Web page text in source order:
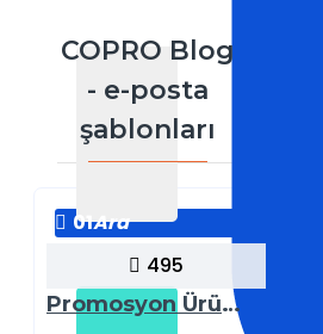
COPRO Blog
- e-posta
şablonları
01Ara
495
Promosyon Ürünler E-Ticaret Sitesi: COPRO ile Kolay Yönetim ve Yüksek Satış